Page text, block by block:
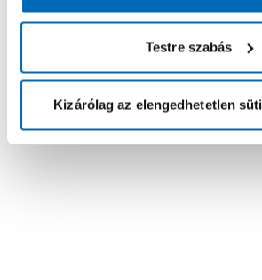
Testre szabás
Kizárólag az elengedhetetlen